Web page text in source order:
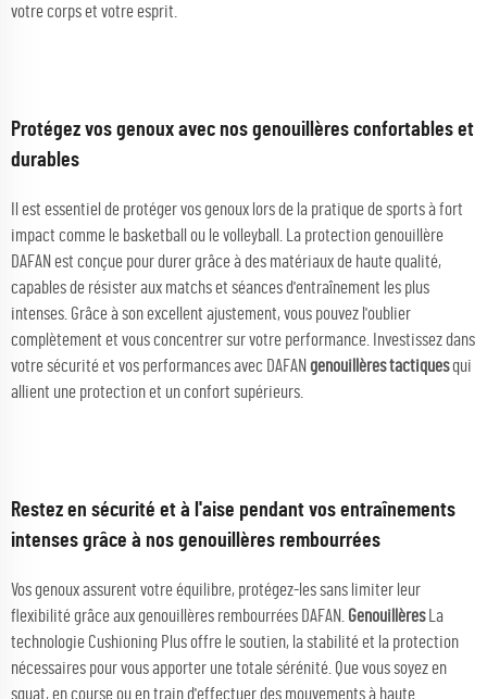
votre corps et votre esprit.
Protégez vos genoux avec nos genouillères confortables et
durables
Il est essentiel de protéger vos genoux lors de la pratique de sports à fort
impact comme le basketball ou le volleyball. La protection genouillère
DAFAN est conçue pour durer grâce à des matériaux de haute qualité,
capables de résister aux matchs et séances d'entraînement les plus
intenses. Grâce à son excellent ajustement, vous pouvez l'oublier
complètement et vous concentrer sur votre performance. Investissez dans
votre sécurité et vos performances avec DAFAN genouillères tactiquesqui
allient une protection et un confort supérieurs.
Restez en sécurité et à l'aise pendant vos entraînements
intenses grâce à nos genouillères rembourrées
Vos genoux assurent votre équilibre, protégez-les sans limiter leur
flexibilité grâce aux genouillères rembourrées DAFAN. Genouillères La
technologie Cushioning Plus offre le soutien, la stabilité et la protection
nécessaires pour vous apporter une totale sérénité. Que vous soyez en
squat, en course ou en train d'effectuer des mouvements à haute